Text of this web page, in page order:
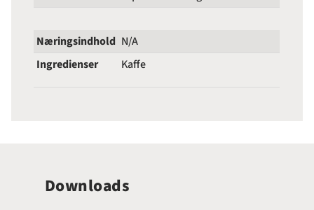
Næringsindhold N/A
Ingredienser
Kaffe
Downloads